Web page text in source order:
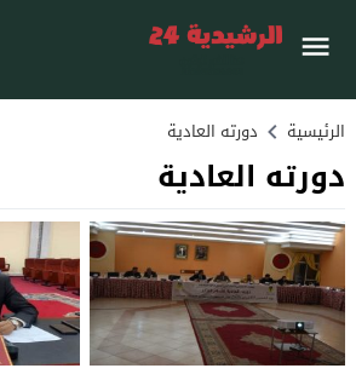
الرئيسية دورته العادية
دورته العادية